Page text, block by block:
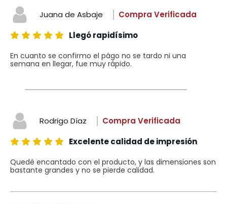
Juana de Asbaje
Compra Verificada
Llegó rapidísimo
En cuanto se confirmo el págo no se tardo ni una
semana en llegar, fue muy rápido.
Rodrigo Díaz
Compra Verificada
Excelente calidad de impresión
Quedé encantado con el producto, y las dimensiones son
bastante grandes y no se pierde calidad.